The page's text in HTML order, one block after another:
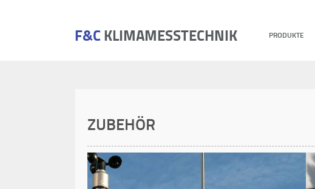
F&C KLIMAMESSTECHNIK PRODUKTE
ZUBEHÖR